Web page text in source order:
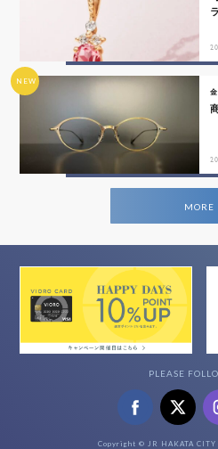
NEW
MORE
PLEASE
Copyright © JR HAKATA